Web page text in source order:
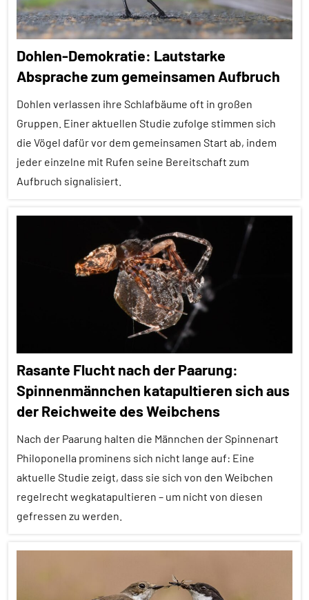
Tiergruppen
Forschung
aktuell
Fortpflanzung
Konkurrenz
Sozialverhalten
Vögel
Wirbeltiere
Dohlen-Demokratie: Lautstarke
Absprache zum gemeinsamen Aufbruch
Dohlen verlassen ihre Schlafbäume oft in großen
Gruppen. Einer aktuellen Studie zufolge stimmen sich
die Vögel dafür vor dem gemeinsamen Start ab, indem
jeder einzelne mit Rufen seine Bereitschaft zum
Aufbruch signalisiert.
Artikel
Forschung
aktuell
Fortbewegung
Kommunikation
Soziale
Rasante Flucht nach der Paarung:
Spinnenmännchen katapultieren sich aus
der Reichweite des Weibchens
Nach der Paarung halten die Männchen der Spinnenart
Philoponella prominens sich nicht lange auf: Eine
aktuelle Studie zeigt, dass sie sich von den Weibchen
regelrecht wegkatapultieren – um nicht von diesen
gefressen zu werden.